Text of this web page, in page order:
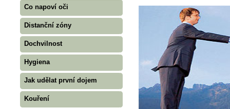
Co napoví oči
Distanční zóny
Dochvilnost
Hygiena
Jak udělat první dojem
Kouření